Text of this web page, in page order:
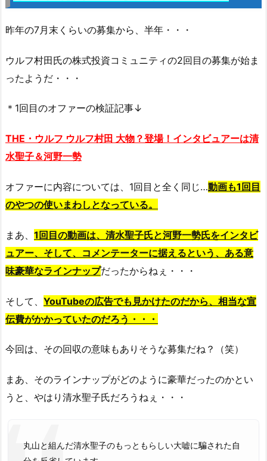
昨年の7月末くらいの募集から、半年・・・
ウルフ村田氏の株式投資コミュニティの2回目の募集が始ま
ったようだ・・・
＊1回目のオファーの検証記事↓
THE・ ウルフ ウルフ村田 大物？登場！インタビュアーは清
水聖子＆河野一勢
オファーに内容については、1回目と全く同じ…動画も1回目
のやつの使いまわしとなっている。
まあ、 1回目の動画は、清水聖子氏と河野一勢氏をインタビ
ュアー、そして、コメンテーターに据えるという、ある意
味豪華なラインナップだったからねぇ・・・
そして、 YouTubeの広告でも見かけたのだから、相当な宣
伝費がかかっていたのだろう・・・
今回は、その回収の意味もありそうな募集だね？（笑）
まあ、そのラインナップがどのように豪華だったのかとい
うと、やはり清水聖子氏だろうねぇ・・・
丸山と組んだ清水聖子のもっともらしい大嘘に騙された自